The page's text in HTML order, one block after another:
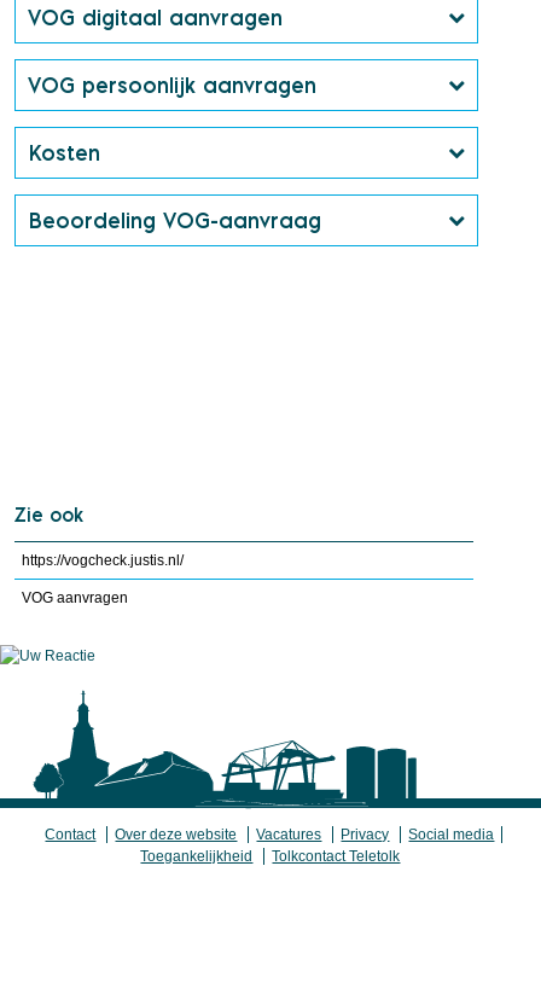
VOG digitaal aanvragen
VOG persoonlijk aanvragen
Kosten
Beoordeling VOG-aanvraag
Zie ook
https://vogcheck.justis.nl/
VOG aanvragen
Contact Over deze website Vacatures Privacy
Social media
Toegankelijkheid
Tolkcontact Teletolk